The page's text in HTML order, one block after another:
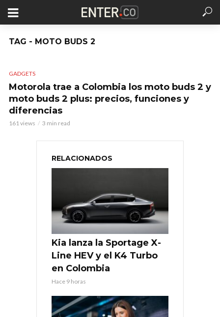
TAG - MOTO BUDS 2
GADGETS
Motorola trae a Colombia los moto buds 2 y
moto buds 2 plus: precios, funciones y
diferencias
161 views 3 min read
RELACIONADOS
Kia lanza la Sportage X-
Line HEV y el K4 Turbo
en Colombia
Hace 9 horas